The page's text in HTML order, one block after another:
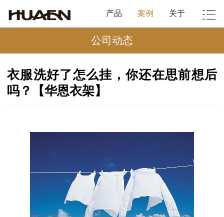
产品 案例 关于
公司动态
衣服洗好了怎么挂，你还在思前想后
吗？【华恩衣架】